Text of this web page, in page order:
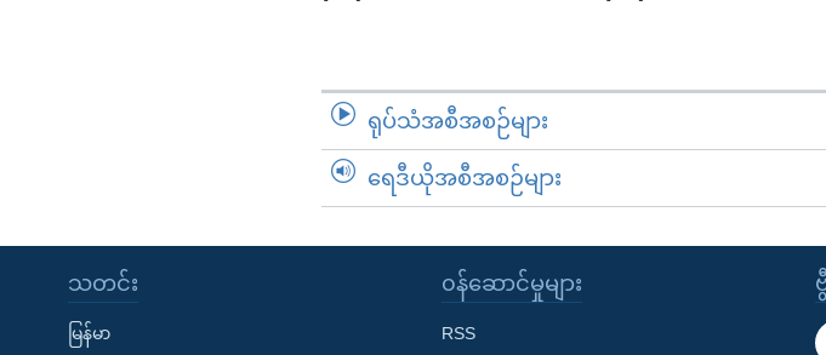
ရုပ်သံအစီအစဉ်များ
ရေဒီယိုအစီအစဉ်များ
သတင်း
မြန်မာ
၀န်ဆောင်မှုများ
RSS